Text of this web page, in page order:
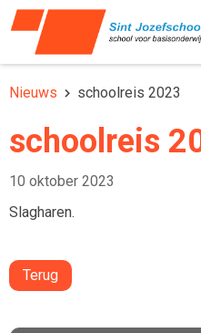
Nieuws schoolreis 2023
schoolreis
10 oktober 2023
Slagharen.
Terug